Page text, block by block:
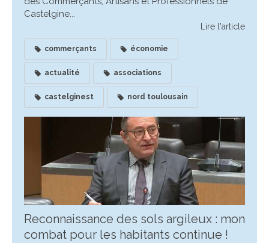
Castelgine...
Lire l'article
commerçants économie
actualité associations
castelginest nord toulousain
Reconnaissance des sols argileux : mon
combat pour les habitants continue !